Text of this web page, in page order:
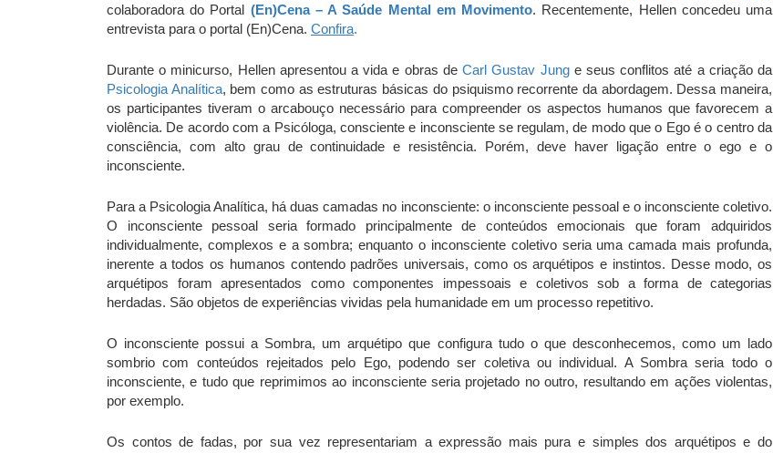
colaboradora do Portal (En)Cena – A Saúde Mental em Movimento. Recentemente, Hellen concedeu uma
entrevista para o portal (En)Cena. Confira.
Durante o minicurso, Hellen apresentou a vida e obras deCarl Gustav Junge seus conflitos até a criação da
Psicologia Analítica, bem como as estruturas básicas do psiquismo recorrente da abordagem. Dessa maneira,
os participantes tiveram o arcabouço necessário para compreender os aspectos humanos que favorecem a
violência. De acordo com a Psicóloga, consciente e inconsciente se regulam, de modo que o Ego é o centro da
consciência, com alto grau de continuidade e resistência. Porém, deve haver ligação entre o ego e o
inconsciente.
Para a Psicologia Analítica, há duas camadas no inconsciente: o inconsciente pessoal e o inconsciente coletivo.
O inconsciente pessoal seria formado principalmente de conteúdos emocionais que foram adquiridos
individualmente, complexos e a sombra; enquanto o inconsciente coletivo seria uma camada mais profunda,
inerente a todos os humanos contendo padrões universais, como os arquétipos e instintos. Desse modo, os
arquétipos foram apresentados como componentes impessoais e coletivos sob a forma de categorias
herdadas. São objetos de experiências vividas pela humanidade em um processo repetitivo.
O inconsciente possui a Sombra, um arquétipo que configura tudo o que desconhecemos, como um lado
sombrio com conteúdos rejeitados pelo Ego, podendo ser coletiva ou individual. A Sombra seria todo o
inconsciente, e tudo que reprimimos ao inconsciente seria projetado no outro, resultando em ações violentas,
por exemplo.
Os contos de fadas, por sua vez representariam a expressão mais pura e simples dos arquétipos e do